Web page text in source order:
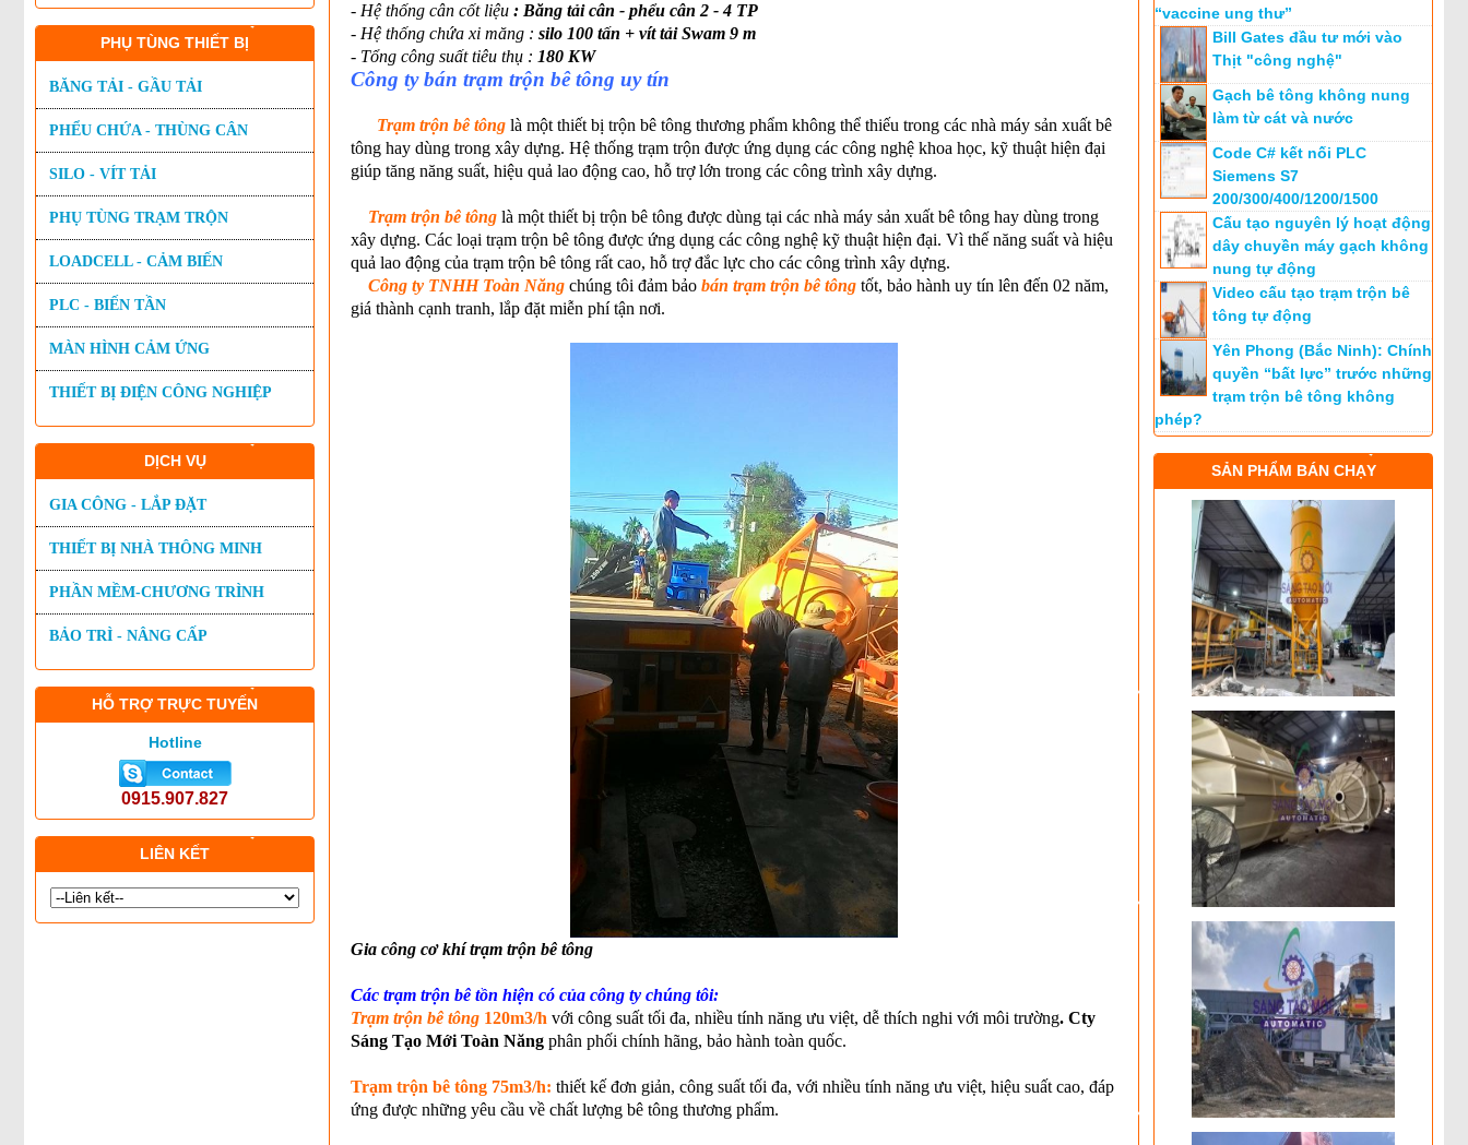
PHỤ TÙNG THIẾT BỊ
BĂNG TẢI - GẦU TẢI
PHỂU CHỨA - THÙNG CÂN
SILO - VÍT TẢI
PHỤ TÙNG TRẠM TRỘN
LOADCELL - CẢM BIẾN
PLC - BIẾN TẦN
MÀN HÌNH CẢM ỨNG
THIẾT BỊ ĐIỆN CÔNG NGHIỆP
DỊCH VỤ
GIA CÔNG - LẮP ĐẶT
THIẾT BỊ NHÀ THÔNG MINH
PHẦN MỀM-CHƯƠNG TRÌNH
BẢO TRÌ - NÂNG CẤP
HỖ TRỢ TRỰC TUYẾN
Hotline
0915.907.827
LIÊN KẾT
- Hệ thống cân cốt liệu: Băng tải cân - phểu cân 2 - 4 TP
- Hệ thống chứa xi măng : silo 100 tấn + vít tải Swam 9 m
- Tổng công suất tiêu thụ : 180 KW
Công ty bán trạm trộn bê tông uy tín
Trạm trộn bê tônglà một thiết bị trộn bê tông thương phẩm không thể thiếu trong các nhà máy sản xuất bê
tông hay dùng trong xây dựng. Hệ thống trạm trộn được ứng dụng các công nghệ khoa học, kỹ thuật hiện đại
giúp tăng năng suất, hiệu quả lao động cao, hỗ trợ lớn trong các công trình xây dựng.
Trạm trộn bê tônglà một thiết bị trộn bê tông được dùng tại các nhà máy sản xuất bê tông hay dùng trong
xây dựng. Các loại trạm trộn bê tông được ứng dụng các công nghệ kỹ thuật hiện đại. Vì thế năng suất và hiệu
quả lao động của trạm trộn bê tông rất cao, hỗ trợ đắc lực cho các công trình xây dựng.
Công ty TNHH Toàn Năngchúng tôi đảm bảo bán trạm trộn bê tôngtốt, bảo hành uy tín lên đến 02 năm,
giá thành cạnh tranh, lắp đặt miễn phí tận nơi.
Gia công cơ khí trạm trộn bê tông
Các trạm trộn bê tồn hiện có của công ty chúng tôi:
Trạm trộn bê tông 120m3/hvới công suất tối đa, nhiều tính năng ưu việt, dễ thích nghi với môi trường. Cty
Sáng Tạo Mới Toàn Năngphân phối chính hãng, bảo hành toàn quốc.
Trạm trộn bê tông 75m3/h: thiết kế đơn giản, công suất tối đa, với nhiều tính năng ưu việt, hiệu suất cao, đáp
ứng được những yêu cầu về chất lượng bê tông thương phẩm.
“vaccine ung thư”
Bill Gates đầu tư mới vào
Thịt "công nghệ"
Gạch bê tông không nung
làm từ cát và nước
Code C# kết nối PLC
Siemens S7
200/300/400/1200/1500
Cấu tạo nguyên lý hoạt động
dây chuyền máy gạch không
nung tự động
Video cấu tạo trạm trộn bê
tông tự động
Yên Phong (Bắc Ninh): Chính
quyền “bất lực” trước những
trạm trộn bê tông không
phép?
SẢN PHẨM BÁN CHẠY